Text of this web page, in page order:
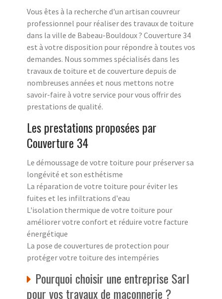
Vous êtes à la recherche d'un artisan couvreur
professionnel pour réaliser des travaux de toiture
dans la ville de Babeau-Bouldoux ? Couverture 34
est à votre disposition pour répondre à toutes vos
demandes. Nous sommes spécialisés dans les
travaux de toiture et de couverture depuis de
nombreuses années et nous mettons notre
savoir-faire à votre service pour vous offrir des
prestations de qualité.
Les prestations proposées par
Couverture 34
Le démoussage de votre toiture pour préserver sa
longévité et son esthétisme
La réparation de votre toiture pour éviter les
fuites et les infiltrations d'eau
L'isolation thermique de votre toiture pour
améliorer votre confort et réduire votre facture
énergétique
La pose de couvertures de protection pour
protéger votre toiture des intempéries
Pourquoi choisir une entreprise Sarl
pour vos travaux de maçonnerie ?